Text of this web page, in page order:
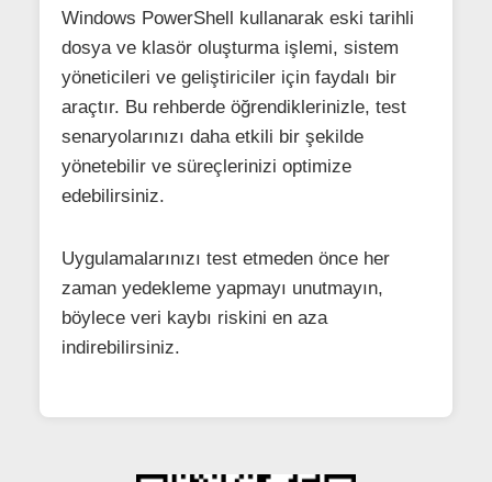
Windows PowerShell kullanarak eski tarihli
dosya ve klasör oluşturma işlemi, sistem
yöneticileri ve geliştiriciler için faydalı bir
araçtır. Bu rehberde öğrendiklerinizle, test
senaryolarınızı daha etkili bir şekilde
yönetebilir ve süreçlerinizi optimize
edebilirsiniz.
Uygulamalarınızı test etmeden önce her
zaman yedekleme yapmayı unutmayın,
böylece veri kaybı riskini en aza
indirebilirsiniz.